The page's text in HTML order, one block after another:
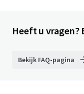
Heeft u vragen?
Bekijk FAQ-pagina